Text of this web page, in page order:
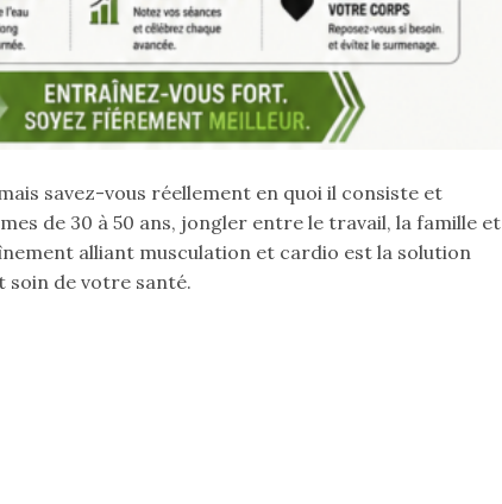
savez-vous réellement en quoi il consiste et
de 30 à 50 ans, jongler entre le travail, la famille et
alliant musculation et cardio est la solution
de votre santé.